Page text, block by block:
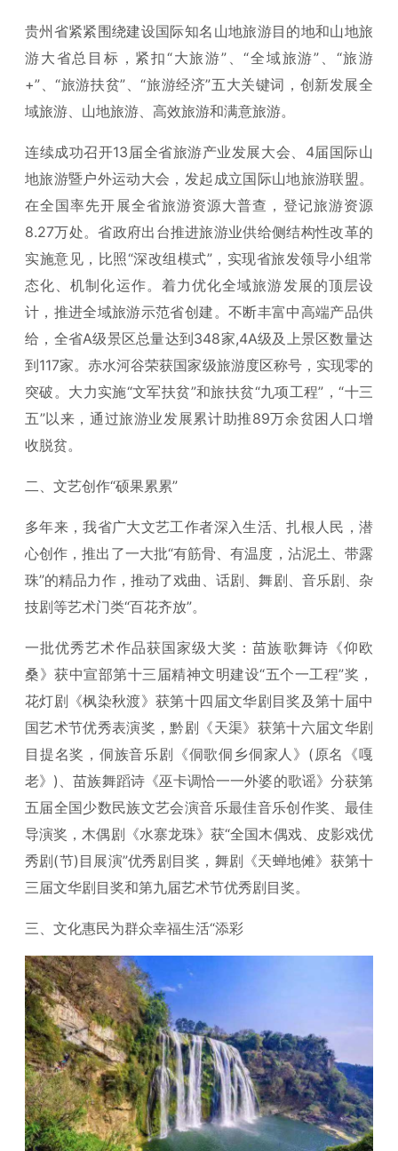
贵州省紧紧围绕建设国际知名山地旅游目的地和山地旅
游大省总目标，紧扣“大旅游”、“全域旅游”、“旅游
+”、“旅游扶贫”、“旅游经济”五大关键词，创新发展全
域旅游、山地旅游、高效旅游和满意旅游。
连续成功召开13届全省旅游产业发展大会、4届国际山
地旅游暨户外运动大会，发起成立国际山地旅游联盟。
在全国率先开展全省旅游资源大普查，登记旅游资源
8.27万处。省政府出台推进旅游业供给侧结构性改革的
实施意见，比照“深改组模式”，实现省旅发领导小组常
态化、机制化运作。着力优化全域旅游发展的顶层设
计，推进全域旅游示范省创建。不断丰富中高端产品供
给，全省A级景区总量达到348家,4A级及上景区数量达
到117家。赤水河谷荣获国家级旅游度区称号，实现零的
突破。大力实施“文军扶贫”和旅扶贫“九项工程”，“十三
五”以来，通过旅游业发展累计助推89万余贫困人口增
收脱贫。
二、文艺创作“硕果累累”
多年来，我省广大文艺工作者深入生活、扎根人民，潜
心创作，推出了一大批“有筋骨、有温度，沾泥土、带露
珠”的精品力作，推动了戏曲、话剧、舞剧、音乐剧、杂
技剧等艺术门类“百花齐放”。
一批优秀艺术作品获国家级大奖：苗族歌舞诗《仰欧
桑》获中宣部第十三届精神文明建设“五个一工程”奖，
花灯剧《枫染秋渡》获第十四届文华剧目奖及第十届中
国艺术节优秀表演奖，黔剧《天渠》获第十六届文华剧
目提名奖，侗族音乐剧《侗歌侗乡侗家人》(原名《嘎
老》)、苗族舞蹈诗《巫卡调恰一一外婆的歌谣》分获第
五届全国少数民族文艺会演音乐最佳音乐创作奖、最佳
导演奖，木偶剧《水寨龙珠》获“全国木偶戏、皮影戏优
秀剧(节)目展演”优秀剧目奖，舞剧《天蝉地傩》获第十
三届文华剧目奖和第九届艺术节优秀剧目奖。
三、文化惠民为群众幸福生活“添彩